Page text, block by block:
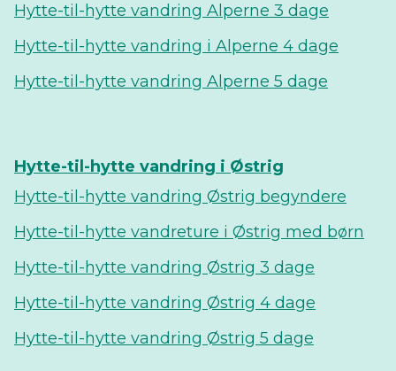
Hytte-til-hytte vandring Alperne 3 dage
Hytte-til-hytte vandring i Alperne 4 dage
Hytte-til-hytte vandring Alperne 5 dage
Hytte-til-hytte vandring i Østrig
Hytte-til-hytte vandring Østrig begyndere
Hytte-til-hytte vandreture i Østrig med børn
Hytte-til-hytte vandring Østrig 3 dage
Hytte-til-hytte vandring Østrig 4 dage
Hytte-til-hytte vandring Østrig 5 dage